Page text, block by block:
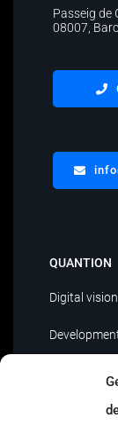
Passeig de
08007,
QUANTION
Digital vision